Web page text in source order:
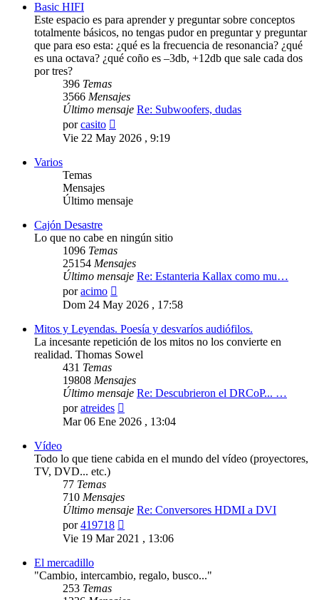
Basic HIFI
Este espacio es para aprender y preguntar sobre conceptos
totalmente básicos, no tengas pudor en preguntar y preguntar
que para eso esta: ¿qué es la frecuencia de resonancia? ¿qué
es una octava? ¿qué coño es –3db, +12db que sale cada dos
por tres?
396 Temas
3566 Mensajes
Último mensaje Re: Subwoofers, dudas
porcasito
último
Vie 22 May 2026 , 9:19
Varios
Temas
Mensajes
Último mensaje
Cajón Desastre
Lo que no cabe en ningún sitio
1096 Temas
25154 Mensajes
Último mensaje Re: Estanteria Kallax como mu…
poracimo
último
mensaje
Dom 24 May 2026 , 17:58
Mitos y Leyendas. Poesía y desvaríos audiófilos.
La incesante repetición de los mitos no los convierte en
realidad. Thomas Sowel
431 Temas
19808 Mensajes
Último mensaje Re: Descubrieron el DRCoP... …
poratreides
último
Mar 06 Ene 2026 , 13:04
Vídeo
Todo lo que tiene cabida en el mundo del vídeo (proyectores,
TV, DVD... etc.)
77 Temas
710 Mensajes
Último mensaje Re: Conversores HDMI a DVI
por419718
último
Vie 19 Mar 2021 , 13:06
El mercadillo
"Cambio, intercambio, regalo, busco..."
253 Temas